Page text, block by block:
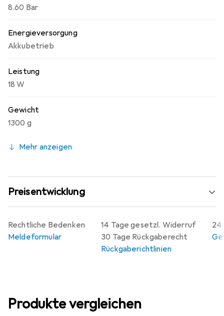
8.60 Bar
Energieversorgung
Akkubetrieb
Leistung
18 W
Gewicht
1300 g
Mehr anzeigen
Preisentwicklung
14 Tage gesetzl. Widerruf
30 Tage Rückgaberecht
Rückgaberichtlinien
24
Rechtliche Bedenken
Meldeformular
Produkte vergleichen